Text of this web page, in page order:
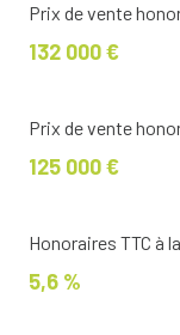
Prix de vente
132 000 €
Prix de vente
125 000 €
Honoraires TTC à
5,6 %